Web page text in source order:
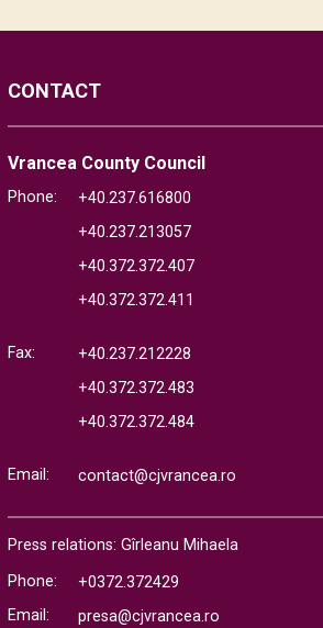
CONTACT
Vrancea County Council
Phone:
+40.237.616800
+40.237.213057
+40.372.372.407
+40.372.372.411
Fax:
+40.237.212228
+40.372.372.483
+40.372.372.484
Email: contact@cjvrancea.ro
Press relations: Gîrleanu Mihaela
Phone:
+0372.372429
Email:
presa@cjvrancea.ro